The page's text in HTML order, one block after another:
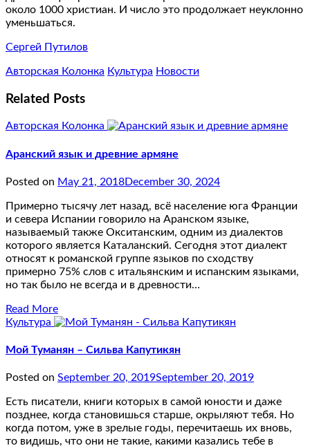
около 1000 христиан. И число это продолжает неуклонно
уменьшаться.
Сергей Путилов
Авторская Колонка Культура Новости
Related Posts
Авторская Колонка
Аранский язык и древние армяне
Posted on May 21, 2018December 30, 2024
Примерно тысячу лет назад, всё население юга Франции
и севера Испании говорило на Аранском языке,
называемый также Окситанским, одним из диалектов
которого является Каталанский. Сегодня этот диалект
относят к романской группе языков по сходству
примерно 75% слов с итальянским и испанским языками,
но так было не всегда и в древности…
Read More
Культура
Мой Туманян – Сильва Капутикян
Posted on September 20, 2019September 20, 2019
Есть писатели, книги которых в самой юности и даже
позднее, когда становишься старше, окрыляют тебя. Но
когда потом, уже в зрелые годы, перечитаешь их вновь,
то видишь, что они не такие, какими казались тебе в